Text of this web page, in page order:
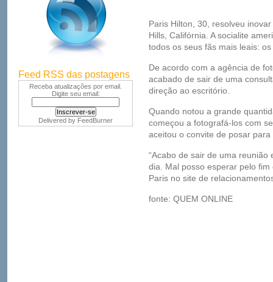
Feed RSS das postagens
Receba atualizações por email.
Digite seu email:
Delivered by FeedBurner
Paris Hilton, 30, resolveu
Hills, Califórnia. A socialite
todos os seus fãs mais leais:
De acordo com a agência de
acabado de sair de uma
direção ao escritório.
Quando notou a grande
começou a fotografá-los com
aceitou o convite de posar
“Acabo de sair de uma
dia. Mal posso esperar pelo
Paris no site de
fonte: QUEM ONLINE